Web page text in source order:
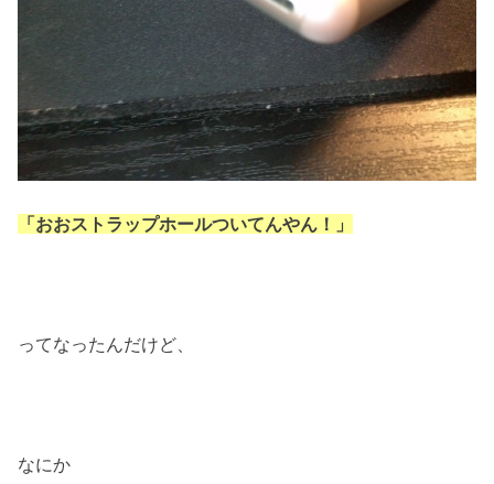
「おおストラップホールついてんやん！」
ってなったんだけど、
なにか